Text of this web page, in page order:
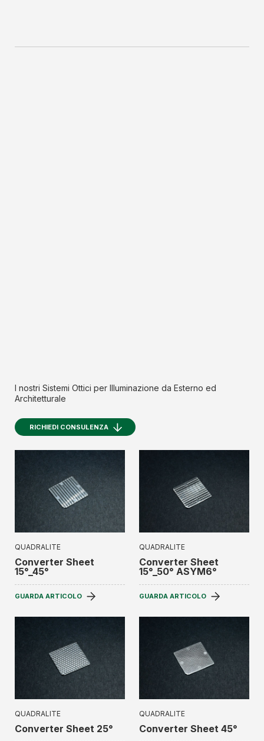
I nostri Sistemi Ottici per Illuminazione da Esterno ed
Architetturale
RICHIEDI CONSULENZA
QUADRALITE
Converter Sheet
15°_45°
GUARDA ARTICOLO
QUADRALITE
Converter Sheet
15°_50° ASYM6°
GUARDA ARTICOLO
QUADRALITE
Converter Sheet 25°
QUADRALITE
Converter Sheet 45°